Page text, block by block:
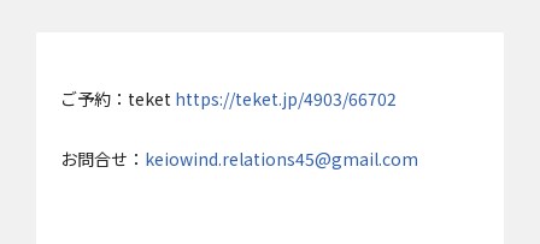
ご予約：teket https://teket.jp/4903/66702
お問合せ： keiowind.relations45@gmail.com